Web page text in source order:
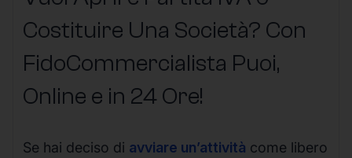
Costituire Una Società? Con
FidoCommercialista Puoi,
Online e in 24 Ore!
Se hai deciso di avviare un’attività come libero